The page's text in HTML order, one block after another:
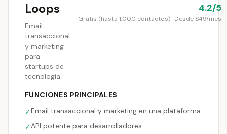
Loops
Email
transaccional
y marketing
para
startups de
tecnología
4.2/5
Gratis (hasta 1,000 contactos) · Desde $49/mes
FUNCIONES PRINCIPALES
✓Email transaccional y marketing en una plataforma
✓API potente para desarrolladores